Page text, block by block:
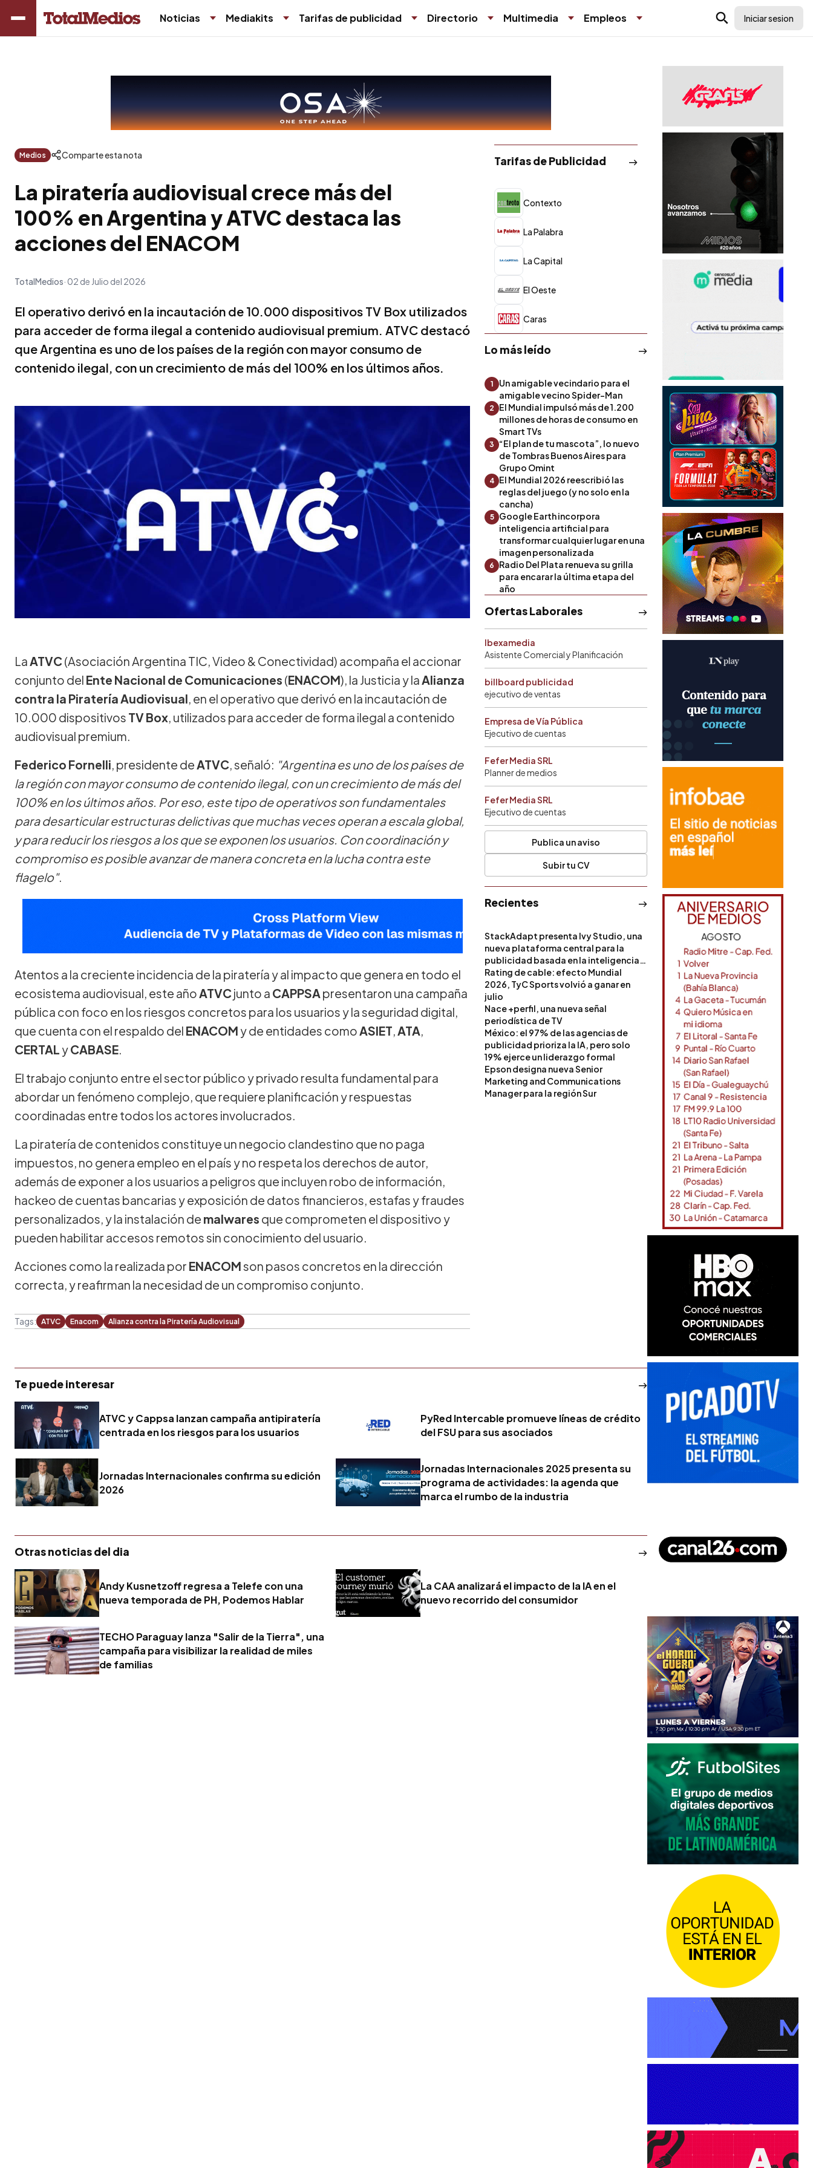
Noticias Mediakits Tarifas de publicidad Directorio Multimedia Empleos Iniciar sesion
Medios Comparte esta nota
La piratería audiovisual crece más del
100% en Argentina y ATVC destaca las
acciones del ENACOM
TotalMedios 02 de Julio del 2026
El operativo derivó en la incautación de 10.000 dispositivos TV Box utilizados
para acceder de forma ilegal a contenido audiovisual premium. ATVC destacó
que Argentina es uno de los países de la región con mayor consumo de
contenido ilegal, con un crecimiento de más del 100% en los últimos años.
La ATVC(Asociación Argentina TIC, Video & Conectividad) acompaña el accionar
conjunto del Ente Nacional de Comunicaciones (ENACOM), la Justicia y la Alianza
contra la Piratería Audiovisual, en el operativo que derivó en la incautación de
10.000 dispositivos TV Box, utilizados para acceder de forma ilegal a contenido
audiovisual premium.
Federico Fornelli, presidente de ATVC, señaló: "Argentina es uno de los países de
la región con mayor consumo de contenido ilegal, con un crecimiento de más del
100% en los últimos años. Por eso, este tipo de operativos son fundamentales
para desarticular estructuras delictivas que muchas veces operan a escala global,
y para reducir los riesgos a los que se exponen los usuarios. Con coordinación y
compromiso es posible avanzar de manera concreta en la lucha contra este
flagelo".
Atentos a la creciente incidencia de la piratería y al impacto que genera en todo el
ecosistema audiovisual, este año ATVCjunto a CAPPSA presentaron una campaña
pública con foco en los riesgos concretos para los usuarios y la seguridad digital,
que cuenta con el respaldo del ENACOM y de entidades como ASIET, ATA,
CERTAL yCABASE.
El trabajo conjunto entre el sector público y privado resulta fundamental para
abordar un fenómeno complejo, que requiere planificación y respuestas
coordinadas entre todos los actores involucrados.
La piratería de contenidos constituye un negocio clandestino que no paga
impuestos, no genera empleo en el país y no respeta los derechos de autor,
además de exponer a los usuarios a peligros que incluyen robo de información,
hackeo de cuentas bancarias y exposición de datos financieros, estafas y fraudes
personalizados, y la instalación de malwares que comprometen el dispositivo y
pueden habilitar accesos remotos sin conocimiento del usuario.
Acciones como la realizada por ENACOMson pasos concretos en la dirección
correcta, y reafirman la necesidad de un compromiso conjunto.
Tags: ATVC Enacom Alianza contra la Piratería Audiovisual
Tarifas de Publicidad
Contexto
La Palabra
La Capital
El Oeste
Caras
Lo más leído
1
Un amigable vecindario para el
amigable vecino Spider-Man
2
El Mundial impulsó más de 1.200
millones de horas de consumo en
Smart TVs
3
“El plan de tu mascota”, lo nuevo
de Tombras Buenos Aires para
Grupo Omint
4 El Mundial 2026 reescribió las
reglas del juego (y no solo en la
cancha)
5
Google Earth incorpora
inteligencia artificial para
transformar cualquier lugar en una
imagen personalizada
6
Radio Del Plata renueva su grilla
para encarar la última etapa del
año
Ofertas Laborales
Ibexamedia
Asistente Comercial y Planificación
billboard publicidad
ejecutivo de ventas
Empresa de Vía Pública
Ejecutivo de cuentas
Fefer Media SRL
Planner de medios
Fefer Media SRL
Ejecutivo de cuentas
Publica un aviso
Subir tu CV
Recientes
StackAdapt presenta Ivy Studio, una
nueva plataforma central para la
publicidad basada en la inteligencia
artificial
Rating de cable: efecto Mundial
2026, TyC Sports volvió a ganar en
julio
Nace +perfil, una nueva señal
periodística de TV
México: el 97% de las agencias de
publicidad prioriza la IA, pero solo
19% ejerce un liderazgo formal
Epson designa nueva Senior
Marketing and Communications
Manager para la región Sur
Te puede interesar
ATVC y Cappsa lanzan campaña antipiratería
centrada en los riesgos para los usuarios
PyRed Intercable promueve líneas de crédito
del FSU para sus asociados
Jornadas Internacionales confirma su edición
2026
Jornadas Internacionales 2025 presenta su
programa de actividades: la agenda que
marca el rumbo de la industria
Otras noticias del dia
Andy Kusnetzoff regresa a Telefe con una
nueva temporada de PH, Podemos Hablar
La CAA analizará el impacto de la IA en el
nuevo recorrido del consumidor
TECHO Paraguay lanza "Salir de la Tierra", una
campaña para visibilizar la realidad de miles
de familias